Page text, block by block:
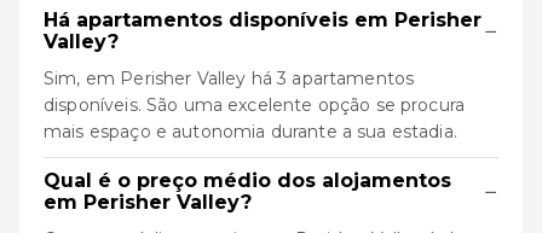
Há apartamentos disponíveis em Perisher
Valley?
−
Sim, em Perisher Valley há 3 apartamentos
disponíveis. São uma excelente opção se procura
mais espaço e autonomia durante a sua estadia.
Qual é o preço médio dos alojamentos
em Perisher Valley?
−